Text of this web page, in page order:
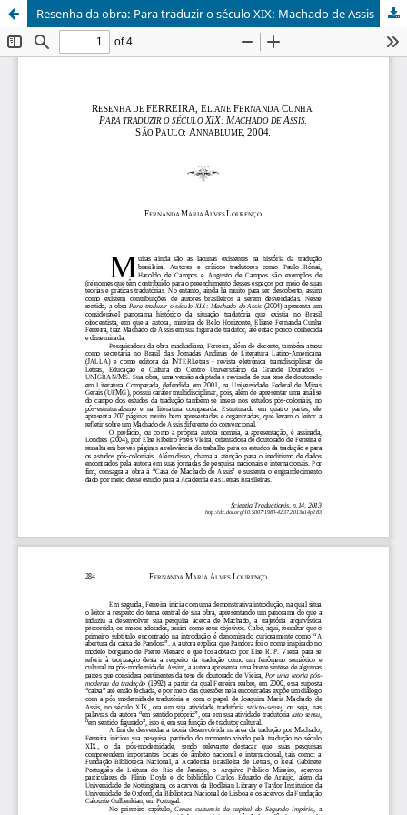
Resenha da obra: Para traduzir o século XIX: Machado de Assis